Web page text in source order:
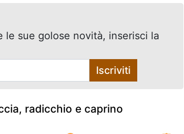
le sue golose novità, inserisci la
Iscriviti
radicchio e caprino